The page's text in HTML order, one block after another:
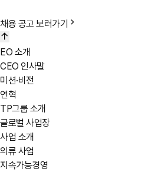
영어 테스트
업무수행에 필요한 영어 회화 능력 검사
채용검진
회사가 지정한 기관에서 입사 전 채용 검진
채용 공고 보러가기
EO 소개
CEO 인사말
미션·비전
연혁
TP그룹 소개
글로벌 사업장
사업 소개
의류 사업
지속가능경영